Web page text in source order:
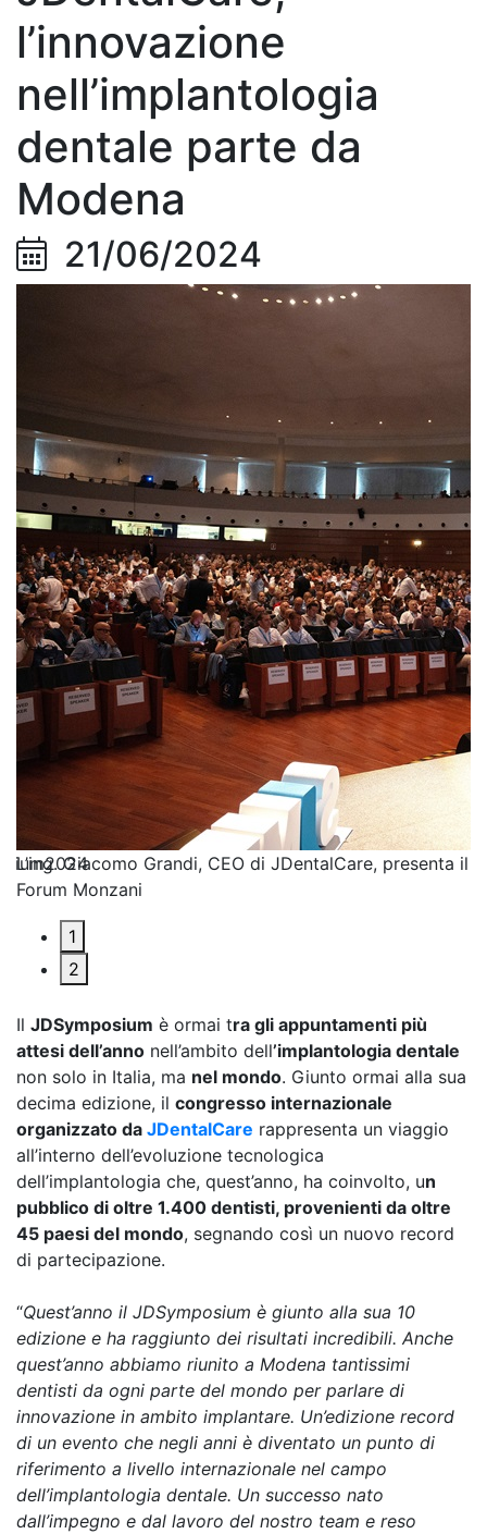
l’innovazione
nell’implantologia
dentale parte da
Modena
21/06/2024
L’ing. Giacomo Grandi, CEO di JDentalCare, presenta
Forum Monzani
1
2
Il JDSymposium è ormai tra gli appuntamenti più
attesi dell’anno nell’ambito dell’implantologia dentale
non solo in Italia, ma nel mondo. Giunto ormai alla sua
decima edizione, il congresso internazionale
organizzato da JDentalCare rappresenta un viaggio
all’interno dell’evoluzione tecnologica
dell’implantologia che, quest’anno, ha coinvolto, un
pubblico di oltre 1.400 dentisti, provenienti da oltre
45 paesi del mondo, segnando così un nuovo record
di partecipazione.
“Quest’anno il JDSymposium è giunto alla sua 10
edizione e ha raggiunto dei risultati incredibili. Anche
quest’anno abbiamo riunito a Modena tantissimi
dentisti da ogni parte del mondo per parlare di
innovazione in ambito implantare. Un’edizione record
di un evento che negli anni è diventato un punto di
riferimento a livello internazionale nel campo
dell’implantologia dentale. Un successo nato
dall’impegno e dal lavoro del nostro team e reso